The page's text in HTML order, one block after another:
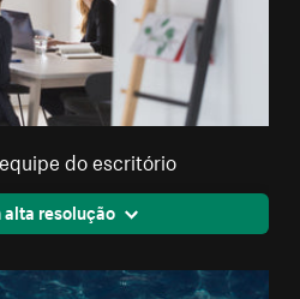
do escritório
alta resolução